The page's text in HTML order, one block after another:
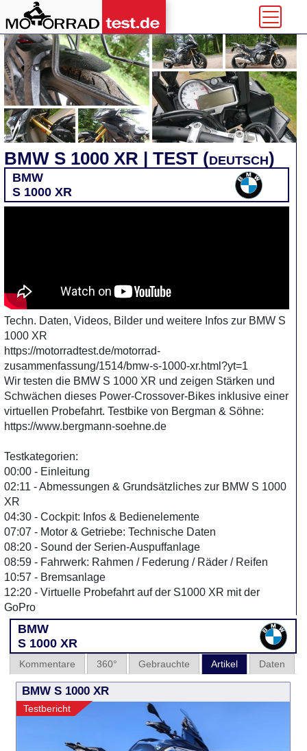
BMW S 1000 XR | TEST (deutsch)
BMW
S 1000 XR
Techn. Daten, Videos, Bilder und weitere Infos zur BMW S
1000 XR
https://motorradtest.de/motorrad-
zusammenfassung/1514/bmw-s-1000-xr.html?yt=1
Wir testen die BMW S 1000 XR und zeigen Stärken und
Schwächen dieses Power-Crossover-Bikes inklusive einer
virtuellen Probefahrt. Testbike von Bergman & Söhne:
https://www.bergmann-soehne.de
Testkategorien:
00:00 - Einleitung
02:11 - Abmessungen & Grundsätzliches zur BMW S 1000
XR
04:30 - Cockpit: Infos & Bedienelemente
07:07 - Motor & Getriebe: Technische Daten
08:20 - Sound der Serien-Auspuffanlage
08:59 - Fahrwerk: Rahmen / Federung / Räder / Reifen
10:57 - Bremsanlage
12:20 - Virtuelle Probefahrt auf der S1000 XR mit der
GoPro
BMW
S 1000 XR
Daten
Artikel
Gebrauchte
360°
Kommentare
BMW S 1000 XR
Testbericht